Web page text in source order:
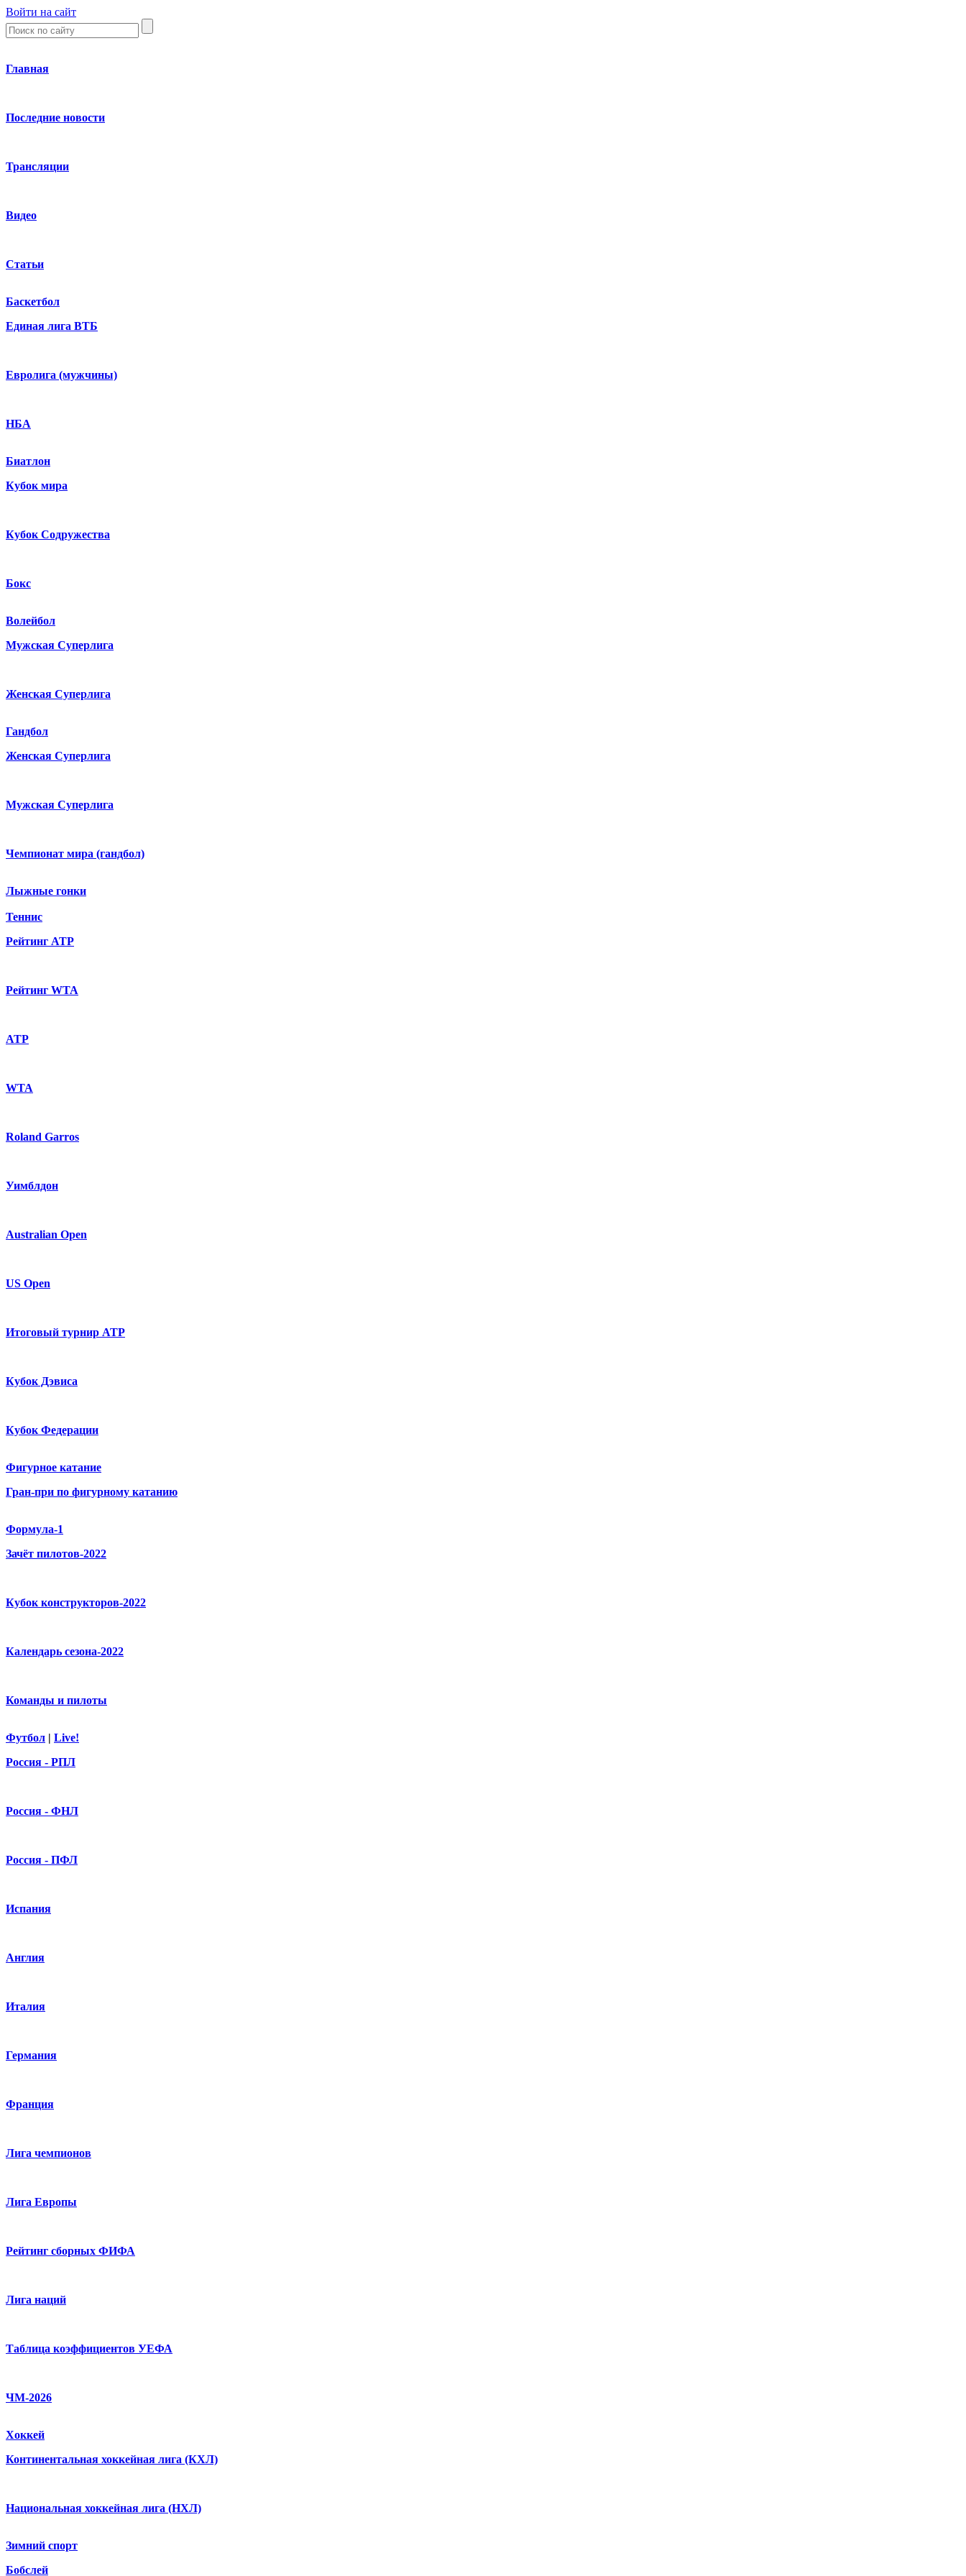
Войти на сайт
Главная
Последние новости
Трансляции
Видео
Статьи
Баскетбол
Единая лига ВТБ
Евролига (мужчины)
НБА
Биатлон
Кубок мира
Кубок Содружества
Бокс
Волейбол
Мужская Суперлига
Женская Суперлига
Гандбол
Женская Суперлига
Мужская Суперлига
Чемпионат мира (гандбол)
Лыжные гонки
Теннис
Рейтинг ATP
Рейтинг WTA
ATP
WTA
Roland Garros
Уимблдон
Australian Open
US Open
Итоговый турнир ATP
Кубок Дэвиса
Кубок Федерации
Фигурное катание
Гран-при по фигурному катанию
Формула-1
Зачёт пилотов-2022
Кубок конструкторов-2022
Календарь сезона-2022
Команды и пилоты
Футбол | Live!
Россия - РПЛ
Россия - ФНЛ
Россия - ПФЛ
Испания
Англия
Италия
Германия
Франция
Лига чемпионов
Лига Европы
Рейтинг сборных ФИФА
Лига наций
Таблица коэффициентов УЕФА
ЧМ-2026
Хоккей
Континентальная хоккейная лига (КХЛ)
Национальная хоккейная лига (НХЛ)
Зимний спорт
Бобслей